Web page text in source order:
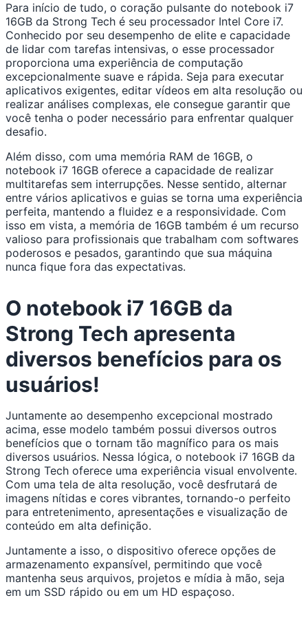
Para início de tudo, o coração pulsante do notebook i7
16GB da Strong Tech é seu processador Intel Core i7.
Conhecido por seu desempenho de elite e capacidade
de lidar com tarefas intensivas, o esse processador
proporciona uma experiência de computação
excepcionalmente suave e rápida. Seja para executar
aplicativos exigentes, editar vídeos em alta resolução ou
realizar análises complexas, ele consegue garantir que
você tenha o poder necessário para enfrentar qualquer
desafio.
Além disso, com uma memória RAM de 16GB, o
notebook i7 16GB oferece a capacidade de realizar
multitarefas sem interrupções. Nesse sentido, alternar
entre vários aplicativos e guias se torna uma experiência
perfeita, mantendo a fluidez e a responsividade. Com
isso em vista, a memória de 16GB também é um recurso
valioso para profissionais que trabalham com softwares
poderosos e pesados, garantindo que sua máquina
nunca fique fora das expectativas.
O notebook i7 16GB da
Strong Tech apresenta
diversos benefícios para os
usuários!
Juntamente ao desempenho excepcional mostrado
acima, esse modelo também possui diversos outros
benefícios que o tornam tão magnífico para os mais
diversos usuários. Nessa lógica, o notebook i7 16GB da
Strong Tech oferece uma experiência visual envolvente.
Com uma tela de alta resolução, você desfrutará de
imagens nítidas e cores vibrantes, tornando-o perfeito
para entretenimento, apresentações e visualização de
conteúdo em alta definição.
Juntamente a isso, o dispositivo oferece opções de
armazenamento expansível, permitindo que você
mantenha seus arquivos, projetos e mídia à mão, seja
em um SSD rápido ou em um HD espaçoso.